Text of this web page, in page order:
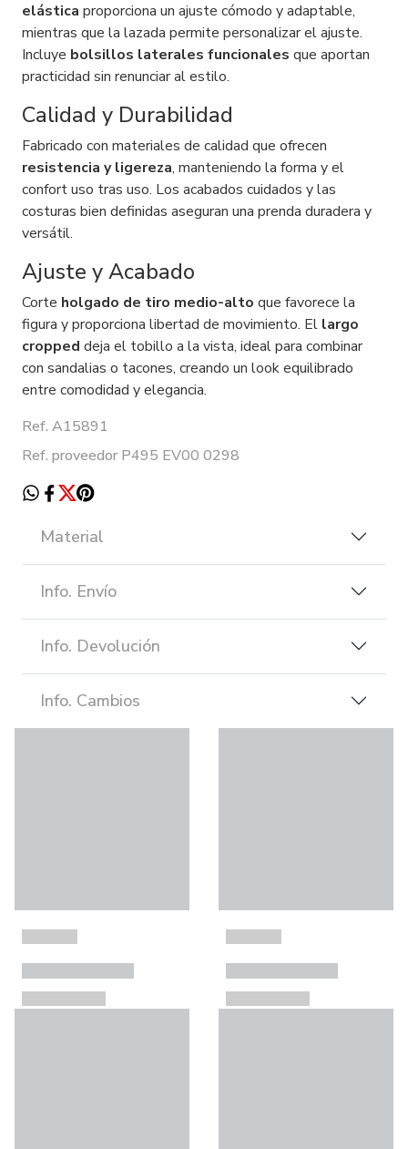
elástica proporciona un ajuste cómodo y adaptable,
mientras que la lazada permite personalizar el ajuste.
Incluye bolsillos laterales funcionales que aportan
practicidad sin renunciar al estilo.
Calidad y Durabilidad
Fabricado con materiales de calidad que ofrecen
resistencia y ligereza, manteniendo la forma y el
confort uso tras uso. Los acabados cuidados y las
costuras bien definidas aseguran una prenda duradera y
versátil.
Ajuste y Acabado
Corte holgado de tiro medio-alto que favorece la
figura y proporciona libertad de movimiento. El largo
cropped deja el tobillo a la vista, ideal para combinar
con sandalias o tacones, creando un look equilibrado
entre comodidad y elegancia.
Ref. A15891
Ref. proveedor P495 EV00 0298
Material
Info. Envío
Info. Devolución
Info. Cambios